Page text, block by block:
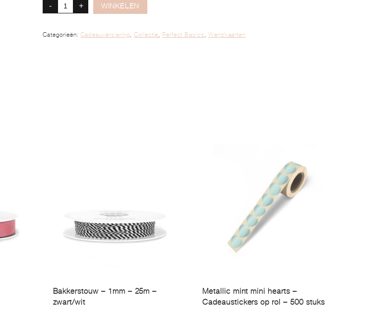
- + WINKELEN
Categorieën:Cadeauversiering, Collectie, Perfect Basics , Wenskaarten
Bakkerstouw – 1mm – 25m –
zwart/wit
Metallic mint mini hearts –
Cadeaustickers op rol – 500 stuks